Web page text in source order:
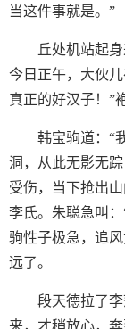
当这件事就是。”
丘处机站起
今日正午，大伙
真正的好汉子！”
韩宝驹道：“
洞，从此无影无
受伤，当下抢出
李氏。朱聪急叫
驹性子极急，追
远了。
段天德拉了
来，才稍放心，